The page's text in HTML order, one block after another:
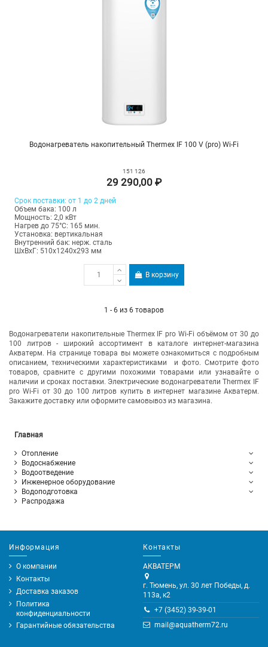
Водонагреватель накопительный Thermex IF 100 V (pro) Wi-Fi
151 126
29 290,00 ₽
Срок поставки: от 1 до 2 дней
Объем бака: 100 л
Мощность: 2,0 кВт
Нагрев до 75°С: 165 мин.
Установка: вертикальная
Внутренний бак: нерж. сталь
ШхВхГ: 510х1240х293 мм
В корзину
1 - 6 из 6 товаров
Водонагреватели накопительные Thermex IF pro Wi-Fi объёмом от 30 до
100 литров - широкий ассортимент в каталоге интернет-магазина
Акватерм. На странице товара вы можете ознакомиться с подробным
описанием, техническими характеристиками и фото. Смотрите фото
товаров, сравните с другими похожими товарами или узнавайте о
наличии и сроках поставки. Электрические водонагреватели Thermex IF
pro Wi-Fi от 30 до 100 литров купить в интернет магазине Акватерм.
Закажите доставку или оформите самовывоз из магазина.
Главная
Отопление
Водоснабжение
Водоотведение
Инженерное оборудование
Водоподготовка
Распродажа
Информация
О компании
Контакты
Доставка заказов
Политика
конфиденциальности
Гарантийные обязательства
Контакты
АКВАТЕРМ
г. Тюмень, ул. 30 лет Победы, д.
113а, к2
+7 (3452) 39-39-01
mail@aquatherm72.ru